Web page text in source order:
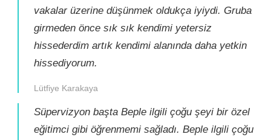
vakalar üzerine düşünmek oldukça iyiydi. Gruba
girmeden önce sık sık kendimi yetersiz
hissederdim artık kendimi alanında daha yetkin
hissediyorum.
Lütfiye Karakaya
Süpervizyon başta Beple ilgili çoğu şeyi bir özel
eğitimci gibi öğrenmemi sağladı. Beple ilgili çoğu